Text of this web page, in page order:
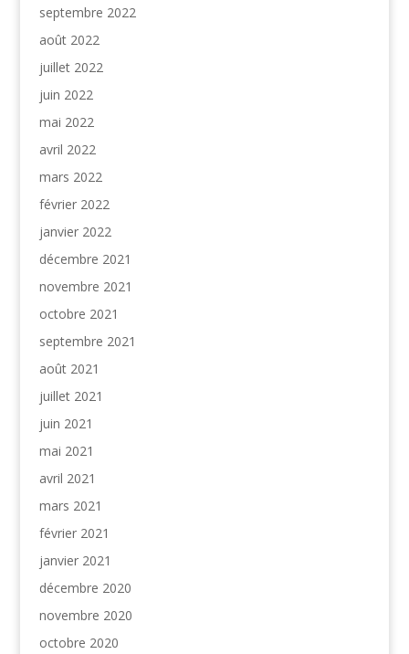
septembre 2022
août 2022
juillet 2022
juin 2022
mai 2022
avril 2022
mars 2022
février 2022
janvier 2022
décembre 2021
novembre 2021
octobre 2021
septembre 2021
août 2021
juillet 2021
juin 2021
mai 2021
avril 2021
mars 2021
février 2021
janvier 2021
décembre 2020
novembre 2020
octobre 2020